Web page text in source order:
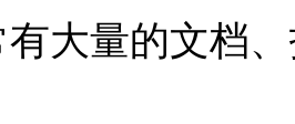
有大量的文档